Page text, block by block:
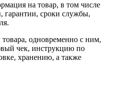
на товар, в том числе
гарантии, сроки службы,
одновременно с ним,
чек, инструкцию по
хранению, а также